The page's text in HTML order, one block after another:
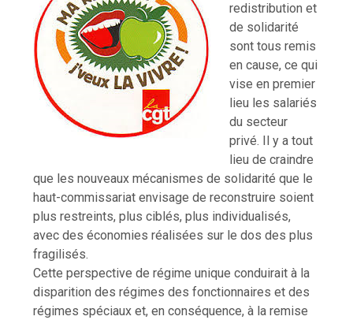
redistribution et
de solidarité
sont tous remis
en cause, ce qui
vise en premier
lieu les salariés
du secteur
privé. Il y a tout
lieu de craindre
que les nouveaux mécanismes de solidarité que le
haut-commissariat envisage de reconstruire soient
plus restreints, plus ciblés, plus individualisés,
avec des économies réalisées sur le dos des plus
fragilisés.
Cette perspective de régime unique conduirait à la
disparition des régimes des fonctionnaires et des
régimes spéciaux et, en conséquence, à la remise